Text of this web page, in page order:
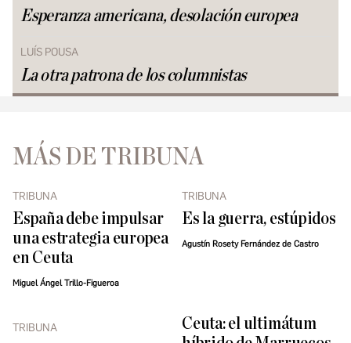
Esperanza americana, desolación europea
LUÍS POUSA
La otra patrona de los columnistas
MÁS DE TRIBUNA
TRIBUNA
España debe impulsar
una estrategia europea
en Ceuta
Miguel Ángel Trillo-Figueroa
TRIBUNA
Es la guerra, estúpidos
Agustín Rosety Fernández de Castro
TRIBUNA
Ceuta: el ultimátum